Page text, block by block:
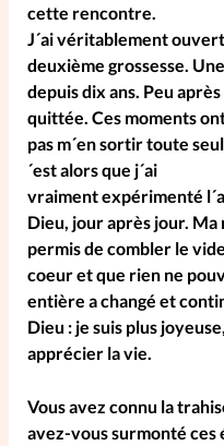
cette rencontre.
J´ai véritablement
deuxième grossesse.
depuis dix ans. Peu
quittée. Ces moments
pas m´en sortir toute
´est alors que j´ai
vraiment expérimenté
Dieu, jour après jour.
permis de combler le
coeur et que rien ne
entière a changé et
Dieu : je suis plus
apprécier la vie.
Vous avez connu la
avez-vous surmonté ces